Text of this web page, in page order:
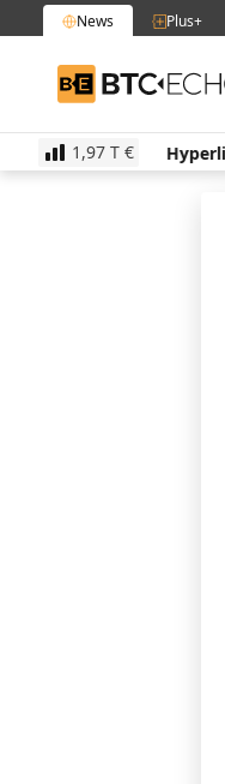
News Plus+
BTC-
1,97 T €
513,09 € -0.60%